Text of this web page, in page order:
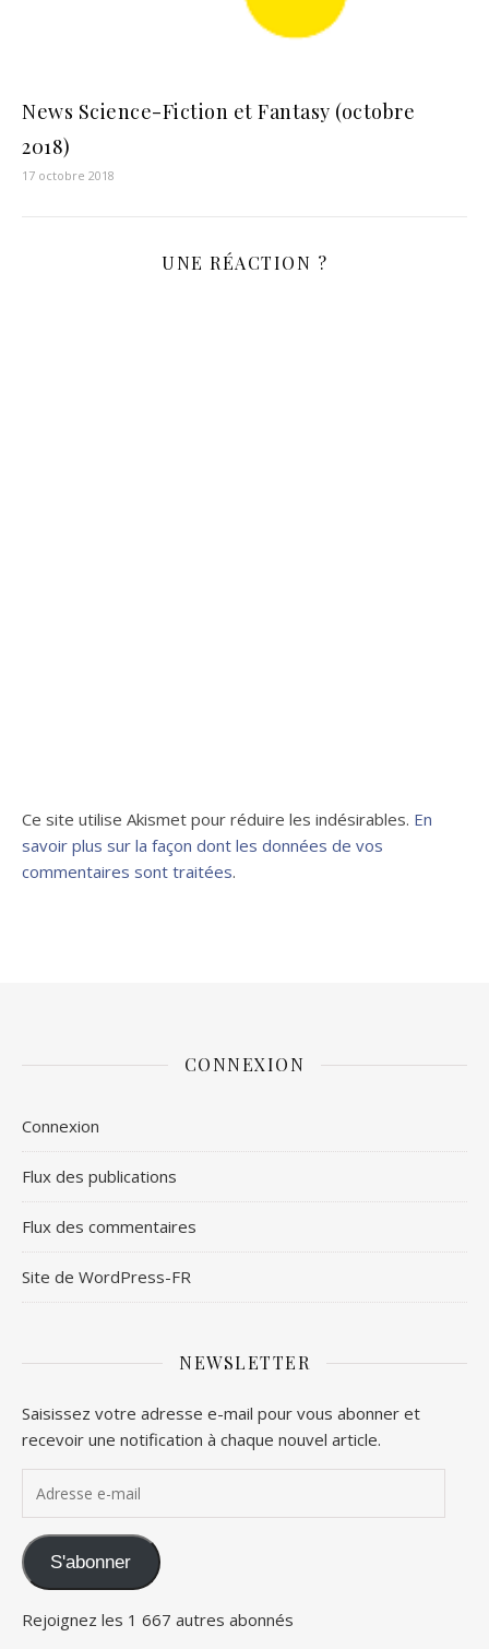
News Science-Fiction et Fantasy (octobre
2018)
17 octobre 2018
UNE RÉACTION ?
Ce site utilise Akismet pour réduire les indésirables. En
savoir plus sur la façon dont les données de vos
commentaires sont traitées.
CONNEXION
Connexion
Flux des publications
Flux des commentaires
Site de WordPress-FR
NEWSLETTER
Saisissez votre adresse e-mail pour vous abonner et
recevoir une notification à chaque nouvel article.
S'abonner
Rejoignez les 1 667 autres abonnés